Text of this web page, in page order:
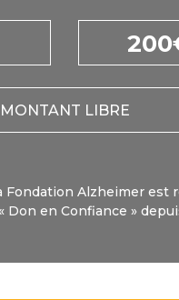
MONTANT LIBRE
Fondation Alzheimer est
« Don en Confiance »